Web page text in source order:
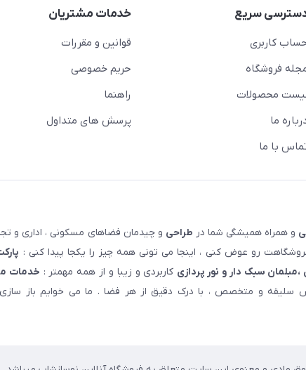
سریع
کاربری
فروشگاه
محصولات
ما
با ما
خدمات مشتریان
قوانین و مقررات
حریم خصوصی
راهنما
پرسش های متداول
و همراه همیشگی شما در طراحی و چیدمان فضاهای مسکونی ، اداری و
رو عوض کنی ، اینجا می تونی همه چیز را یکجا پیدا کنی :
سبک دار و نور پردازی کاربردی و زیبا و از همه مهمتر : خدمات
و متخصص ، با درک دقیق از هر فضا . ما می خوایم باز سازی